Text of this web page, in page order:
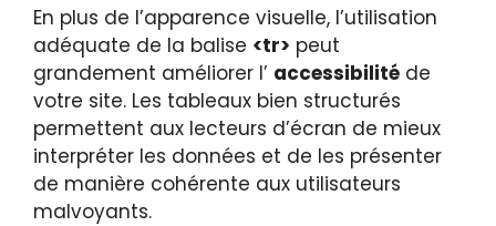
En plus de l’apparence visuelle, l’utilisation
adéquate de la balise <tr> peut
grandement améliorer l’ accessibilité de
votre site. Les tableaux bien structurés
permettent aux lecteurs d’écran de mieux
interpréter les données et de les présenter
de manière cohérente aux utilisateurs
malvoyants.